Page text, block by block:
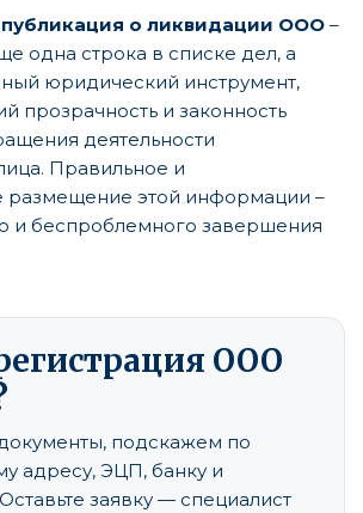
публикация о ликвидации ООО –
одна строка в списке дел, а
юридический инструмент,
прозрачность и законность
деятельности
Правильное и
размещение этой информации –
и беспроблемного завершения
ООО
подскажем по
адресу, ЭЦП, банку и
заявку — специалист